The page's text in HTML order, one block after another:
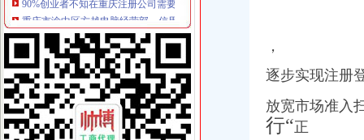
中国长城资产管理股份有限公司
西南公司完成个层级减项目_新闻中心_西南器工业公司
重庆市江北区住房公积金管理中心地址在哪里？
【重庆设计策划|重庆活动策划/品牌推广/企业形象设计/logo设计】-重
职工从原单位离职,原单位注销后没有到公积金中心办理单位公积金
请各社会团体于每年月1日登陆重庆重庆市渝中区人民.doc下载-支
【广安审计_广安审计公司】-广安百姓网
重庆：商事制度改革释放市场活力_地方政务联播_中国网
，
逐步实现注册
放宽市场准入
行“正